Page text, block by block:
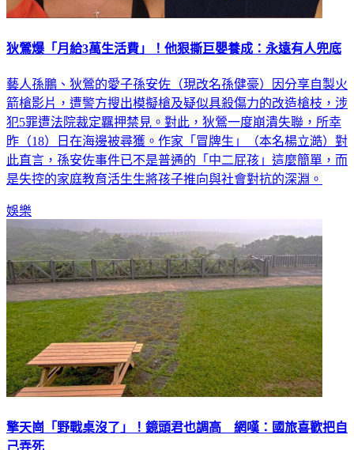
狄鶯爆「月給3萬生活費」！他狠撕巨嬰養成：永遠有人兜底
藝人孫鵬、狄鶯的愛子孫安佐（現改名孫健豪）因分享自製火
箭槍影片，遭警方搜出模擬槍及疑似具殺傷力的改造槍枝，涉
犯5罪遭法院裁定羈押禁見。對此，狄鶯一度崩潰失聯，所幸
昨（18）日在海邊被尋獲。作家「冒牌生」（本名楊立澔）對
此直言，孫安佐事件已不是普通的「中二屁孩」這麼簡單，而
是失控的家庭教育活生生將孩子推向與社會對抗的深淵。
娛樂
擎天崗「野戰桌沒了」！鏡頭君也調高 網嘆：國旅喜歡把自
己弄死